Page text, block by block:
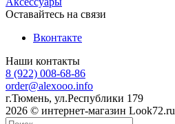
Оставайтесь на связи
Вконтакте
Наши контакты
8 (922) 008-68-86
order@alexooo.info
г.Тюмень, ул.Республики 179
2026 © интернет-магазин Look72.ru